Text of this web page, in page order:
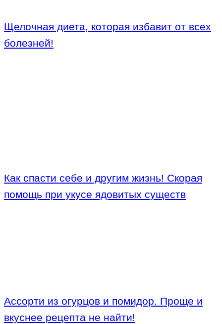
Щелочная диета, которая избавит от всех
болезней!
Как спасти себе и другим жизнь! Скорая
помощь при укусе ядовитых существ
Ассорти из огурцов и помидор. Проще и
вкуснее рецепта не найти!